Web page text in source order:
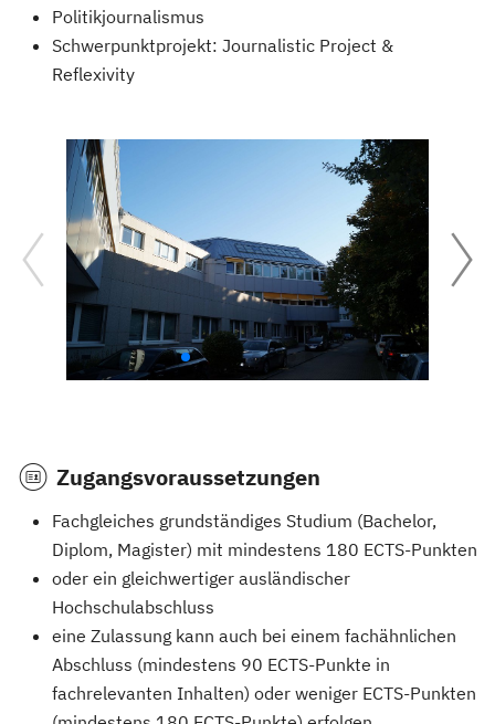
Politikjournalismus
Schwerpunktprojekt: Journalistic Project &
Reflexivity
Zugangsvoraussetzungen
Fachgleiches grundständiges Studium (Bachelor,
Diplom, Magister) mit mindestens 180 ECTS-Punkten
oder ein gleichwertiger ausländischer
Hochschulabschluss
eine Zulassung kann auch bei einem fachähnlichen
Abschluss (mindestens 90 ECTS-Punkte in
fachrelevanten Inhalten) oder weniger ECTS-Punkten